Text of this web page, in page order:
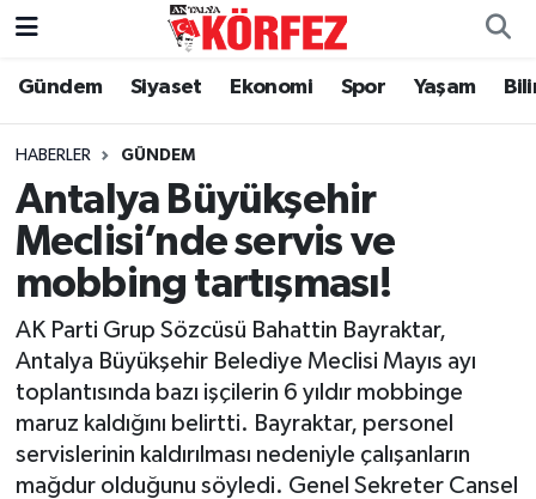
Gündem Siyaset Ekonomi Spor Yaşam
HABERLER GÜNDEM
Antalya Büyükşehir
Meclisi’nde servis ve
mobbing tartışması!
AK Parti Grup Sözcüsü Bahattin Bayraktar,
Antalya Büyükşehir Belediye Meclisi Mayıs ayı
toplantısında bazı işçilerin 6 yıldır mobbinge
maruz kaldığını belirtti. Bayraktar, personel
servislerinin kaldırılması nedeniyle çalışanların
mağdur olduğunu söyledi. Genel Sekreter Cansel
Gündem
Siyaset
Yerel Yönetim
Ekonomi
Spor
Yaşam
Asayiş
Nöbetçi Eczaneler
Hava Durumu
Trafik Durumu
Süper Lig Puan Durumu ve Fikstür
Tüm Manşetler
Son Dakika Haberleri
Haber Arşivi